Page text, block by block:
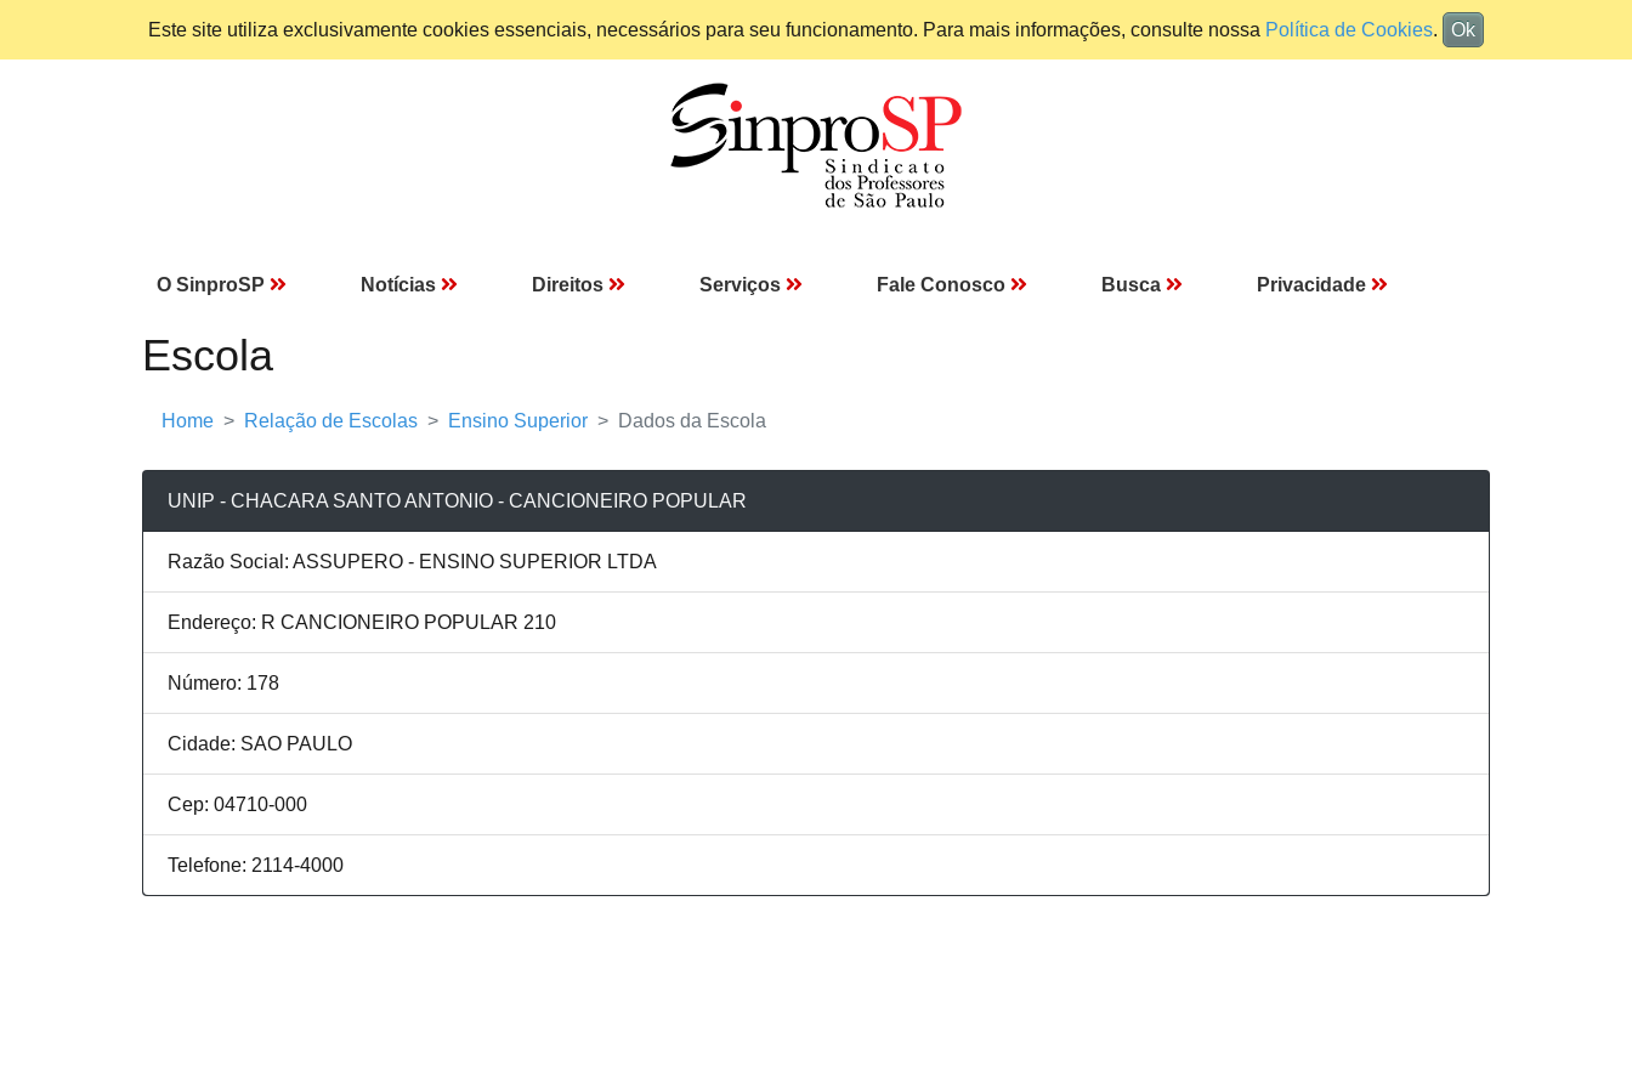
Este site utiliza exclusivamente cookies essenciais, necessários para seu funcionamento. Para mais informações, consulte nossa Política de Cookies. Ok
O SinproSP Notícias Direitos Serviços Fale Conosco Busca Privacidade
Escola
Home Relação de Escolas Ensino Superior Dados da Escola
UNIP - CHACARA SANTO ANTONIO - CANCIONEIRO POPULAR
Razão Social: ASSUPERO - ENSINO SUPERIOR LTDA
Endereço: R CANCIONEIRO POPULAR 210
Número: 178
Cidade: SAO PAULO
Cep: 04710-000
Telefone: 2114-4000